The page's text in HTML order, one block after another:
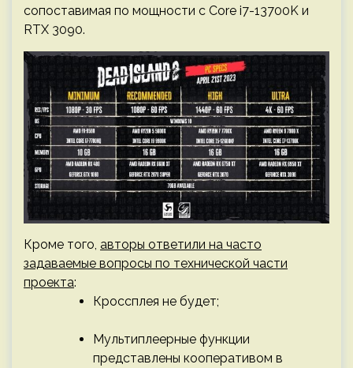
сопоставимая по мощности с Core i7-13700K и
RTX 3090.
Кроме того, авторы ответили на часто
задаваемые вопросы по технической части
проекта:
Кроссплея не будет;
Мультиплеерные функции
представлены кооперативом в